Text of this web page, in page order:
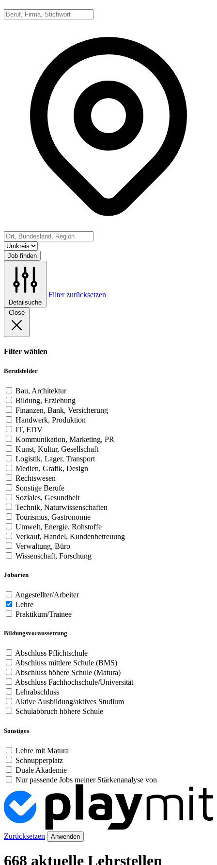
Job finden
Detailsuche
Filter zurücksetzen
Close
Filter wählen
Berufsfelder
Bau, Architektur
Bildung, Erziehung
Finanzen, Bank, Versicherung
Handwerk, Produktion
IT, EDV
Kommunikation, Marketing, PR
Kunst, Kultur, Gesellschaft
Logistik, Lager, Transport
Medien, Grafik, Design
Rechtswesen
Sonstige Berufe
Soziales, Gesundheit
Technik, Naturwissenschaften
Tourismus, Gastronomie
Umwelt, Energie, Rohstoffe
Verkauf, Handel, Kundenbetreuung
Verwaltung, Büro
Wissenschaft, Forschung
Jobarten
Angestellter/Arbeiter
Lehre
Praktikum/Trainee
Bildungsvoraussetzung
Abschluss Pflichtschule
Abschluss mittlere Schule (BMS)
Abschluss höhere Schule (Matura)
Abschluss Fachhochschule/Universität
Lehrabschluss
Aktive Ausbildung/aktives Studium
Schulabbruch höhere Schule
Sonstiges
Lehre mit Matura
Schnupperplatz
Duale Akademie
Nur passende Jobs meiner Stärkenanalyse von
Zurücksetzen Anwenden
668 aktuelle Lehrstellen